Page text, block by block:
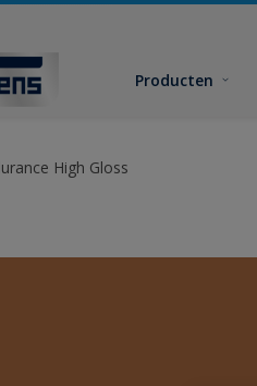
Producten
High Gloss